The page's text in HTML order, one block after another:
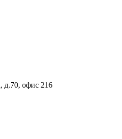
д.70, офис 216